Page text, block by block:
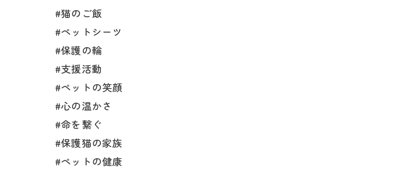
#猫のご飯
#ペットシーツ
#保護の輪
#支援活動
#ペットの笑顔
#心の温かさ
#命を繋ぐ
#保護猫の家族
#ペットの健康